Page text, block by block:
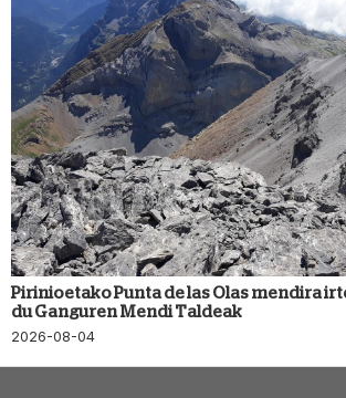
Pirinioetako Punta de las Olas mendira
du Ganguren Mendi Taldeak
2026-08-04